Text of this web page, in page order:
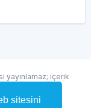
sitesini
yayınlamaz; içerik